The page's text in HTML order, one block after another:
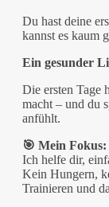
Du hast deine
kannst es kaum
Ein gesunder
Die ersten Tage
macht – und du
anfühlt.
🎯 Mein Fokus:
Ich helfe dir,
Kein Hungern,
Trainieren und